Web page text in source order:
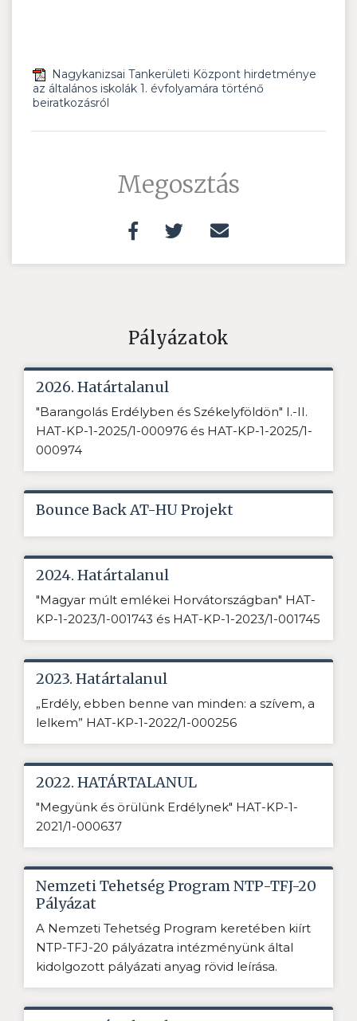
Nagykanizsai Tankerületi Központ hirdetménye
az általános iskolák 1. évfolyamára történő
beiratkozásról
Megosztás
Pályázatok
2026. Határtalanul
"Barangolás Erdélyben és Székelyföldön" I.-II.
HAT-KP-1-2025/1-000976 és HAT-KP-1-2025/1-
000974
Bounce Back AT-HU Projekt
2024. Határtalanul
"Magyar múlt emlékei Horvátországban" HAT-
KP-1-2023/1-001743 és HAT-KP-1-2023/1-001745
2023. Határtalanul
„Erdély, ebben benne van minden: a szívem, a
lelkem” HAT-KP-1-2022/1-000256
2022. HATÁRTALANUL
"Megyünk és örülünk Erdélynek" HAT-KP-1-
2021/1-000637
Nemzeti Tehetség Program NTP-TFJ-20
Pályázat
A Nemzeti Tehetség Program keretében kiírt
NTP-TFJ-20 pályázatra intézményünk által
kidolgozott pályázati anyag rövid leírása.